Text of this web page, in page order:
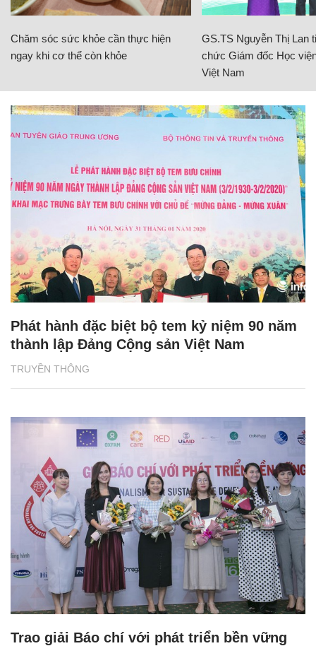
Chăm sóc sức khỏe cần thực hiện
ngay khi cơ thể còn khỏe
GS.TS Nguyễn Thị Lan
chức Giám đốc Học
Việt Nam
TRUYỀN THÔNG
Phát hành đặc biệt bộ tem kỷ niệm 90 năm
thành lập Đảng Cộng sản Việt Nam
Trao giải Báo chí với phát triển bền vững